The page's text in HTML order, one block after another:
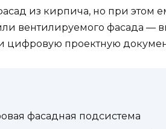
из кирпича, но при
вентилируемого фасада —
цифровую проектную
фасадная подсистема